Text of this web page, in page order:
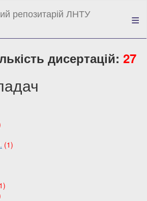
репозитарій ЛНТУ
дисертацій: 27
(1)